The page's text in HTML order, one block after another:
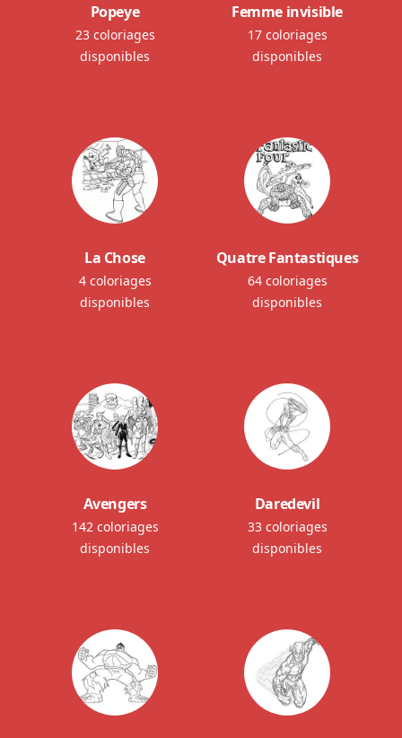
Popeye
23 coloriages
disponibles
Femme invisible
17 coloriages
disponibles
La Chose
4 coloriages
disponibles
Quatre Fantastiques
64 coloriages
disponibles
Avengers
142 coloriages
disponibles
Daredevil
33 coloriages
disponibles